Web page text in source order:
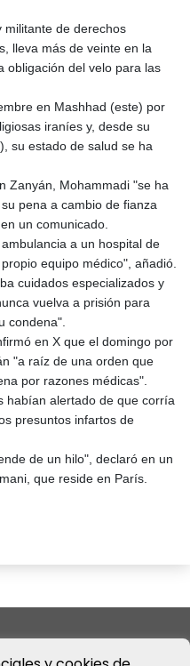
de derechos
lleva más de veinte en la
obligación del velo para las
en Mashhad (este) por
iraníes y, desde su
su estado de salud se ha
Zanyán, Mohammadi "se ha
pena a cambio de fianza
un comunicado.
a un hospital de
equipo médico", añadió.
cuidados especializados y
vuelva a prisión para
condena".
en X que el domingo por
"a raíz de una orden que
por razones médicas".
habían alertado de que corría
presuntos infartos de
de un hilo", declaró en un
que reside en París.